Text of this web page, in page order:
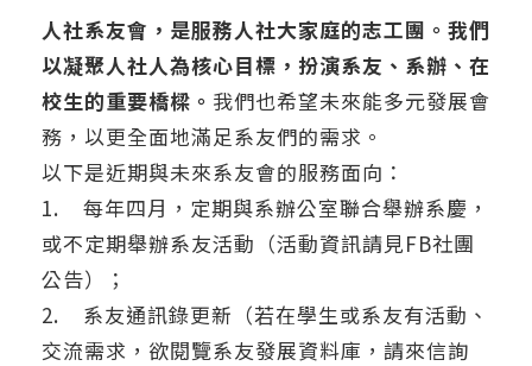
人社系友會，是服務人社大家庭的志工團。我們
以凝聚人社人為核心目標，扮演系友、系辦、在
校生的重要橋樑。 我們也希望未來能多元發展會
務，以更全面地滿足系友們的需求。
以下是近期與未來系友會的服務面向：
1. 每年四月，定期與系辦公室聯合舉辦系慶，
或不定期舉辦系友活動（活動資訊請見FB社團
公告）；
2. 系友通訊錄更新（若在學生或系友有活動、
交流需求，欲閱覽系友發展資料庫，請來信詢